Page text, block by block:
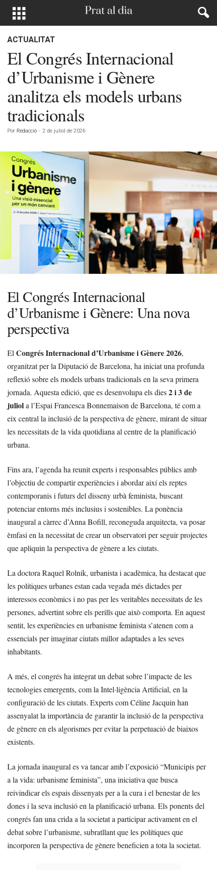
ACTUALITAT
El Congrés Internacional
d’Urbanisme i Gènere
analitza els models urbans
tradicionals
Por Redacció - 2 de juliol de 2026
El Congrés Internacional
d’Urbanisme i Gènere: Una nova
perspectiva
El Congrés Internacional d’Urbanisme i Gènere 2026,
organitzat per la Diputació de Barcelona, ha iniciat una profunda
reflexió sobre els models urbans tradicionals en la seva primera
jornada. Aquesta edició, que es desenvolupa els dies2 i 3 de
juliola l’Espai Francesca Bonnemaison de Barcelona, té com a
eix central la inclusió de la perspectiva de gènere, mirant de situar
les necessitats de la vida quotidiana al centre de la planificació
urbana.
Fins ara, l’agenda ha reunit experts i responsables públics amb
l’objectiu de compartir experiències i abordar així els reptes
contemporanis i futurs del disseny urbà feminista, buscant
potenciar entorns més inclusius i sostenibles. La ponència
inaugural a càrrec d’Anna Bofill, reconeguda arquitecta, va posar
èmfasi en la necessitat de crear un observatori per seguir projectes
que apliquin la perspectiva de gènere a les ciutats.
La doctora Raquel Rolnik, urbanista i acadèmica, ha destacat que
les polítiques urbanes estan cada vegada més dictades per
interessos econòmics i no pas per les veritables necessitats de les
persones, advertint sobre els perills que això comporta. En aquest
sentit, les experiències en urbanisme feminista s’atenen com a
essencials per imaginar ciutats millor adaptades a les seves
inhabitants.
A més, el congrés ha integrat un debat sobre l’impacte de les
tecnologies emergents, com la Intel·ligència Artificial, en la
configuració de les ciutats. Experts com Céline Jacquin han
assenyalat la importància de garantir la inclusió de la perspectiva
de gènere en els algorismes per evitar la perpetuació de biaixos
existents.
La jornada inaugural es va tancar amb l’exposició “Municipis per
a la vida: urbanisme feminista”, una iniciativa que busca
reivindicar els espais dissenyats per a la cura i el benestar de les
dones i la seva inclusió en la planificació urbana. Els ponents del
congrés fan una crida a la societat a participar activament en el
debat sobre l’urbanisme, subratllant que les polítiques que
incorporen la perspectiva de gènere beneficien a tota la societat.